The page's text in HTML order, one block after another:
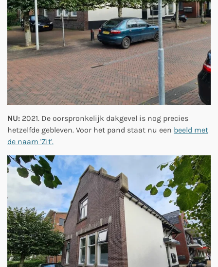
NU: 2021. De oorspronkelijk dakgevel is nog precies
hetzelfde gebleven. Voor het pand staat nu een beeld met
de naam 'Zit'.